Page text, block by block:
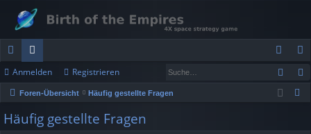
ch
ne
llz
or
en
n
m
eg
ist
Anmelden Registrieren
Foren-Übersicht Häufig gestellte Fragen
Häufig gestellte Fragen